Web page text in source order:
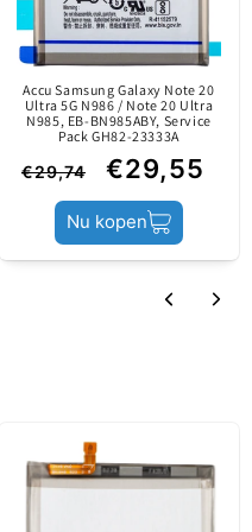
kanalen. Het
vervaardigd door
fabrikant van het
apparaat.
Pack
talen
12/02/2024
descris. Am montat
si tine mai mult decat
Accu Samsung Galaxy Note 20
Ultra 5G N986 / Note 20 Ultra
N985, EB-BN985ABY, Service
Pack GH82-23333A
€29,74 €29,55
Nu kopen